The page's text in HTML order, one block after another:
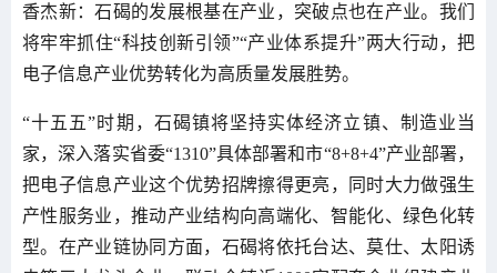
香杰新：石碣的发展根基在产业，突破点也在产业。我们
将牢牢抓住“科技创新引领”“产业体系提升”两大行动，把
电子信息产业优势转化为高质量发展胜势。
“十五五”时期，石碣镇将坚持实体经济立镇、制造业当
家，深入落实省委“1310”具体部署和市“8+8+4”产业部署，
把电子信息产业这个优势招牌擦得更亮，同时大力做强生
产性服务业，推动产业结构向高端化、智能化、绿色化转
型。在产业链协同方面，石碣将依托台达、莫仕、太阳诱